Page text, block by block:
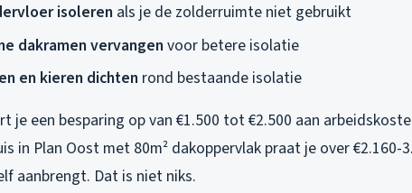
isoleren als je de zolderruimte niet gebruikt
dakramen vervangen voor betere isolatie
en kieren dichten rond bestaande isolatie
je een besparing op van €1.500 tot €2.500 aan
in Plan Oost met 80m² dakoppervlak praat je over €2.160-
aanbrengt. Dat is niet niks.